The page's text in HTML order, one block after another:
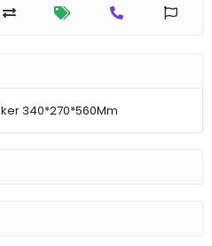
340*270*560Mm